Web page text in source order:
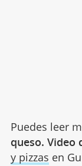
Puedes leer
queso. Video
y pizzas en